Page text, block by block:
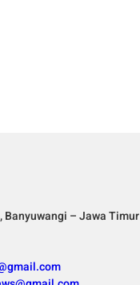
Banyuwangi – Jawa Timur